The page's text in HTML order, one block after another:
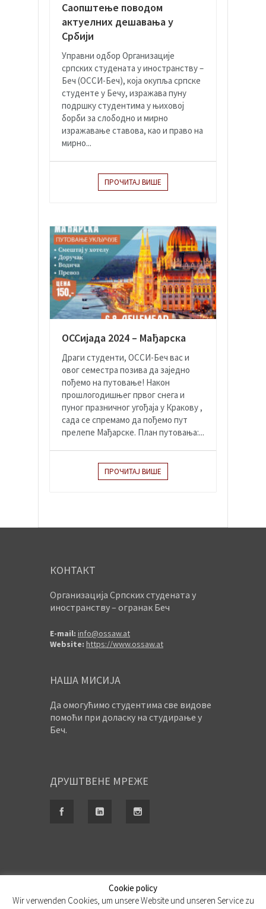
Саопштење поводом
актуелних дешавања у
Србији
Управни одбор Организације
српских студената у иностранству –
Беч (ОССИ-Беч), која окупља српске
студенте у Бечу, изражава пуну
подршку студентима у њиховој
борби за слободно и мирно
изражавање ставова, као и право на
мирно...
ПРОЧИТАЈ ВИШЕ
ОССијада 2024 – Мађарска
Драги студенти, ОССИ-Беч вас и
овог семестра позива да заједно
пођемо на путовање! Након
прошлогодишњег првог снега и
пуног празничног угођаја у Кракову ,
сада се спремамо да пођемо пут
прелепе Мађарске. План путовања:...
ПРОЧИТАЈ ВИШЕ
КОНТАКТ
Организација Српских студената у
иностранству – огранак Беч
E-mail: info@ossaw.at
Website: https://www.ossaw.at
НАША МИСИЈА
Да омогућимо студентима све видове
помоћи при доласку на студирање у
Беч.
ДРУШТВЕНЕ МРЕЖЕ
Ауторска права © OSSAW 2011- 2026. Сва
Cookie policy
Wir verwenden Cookies, um unsere Website und unseren Service zu